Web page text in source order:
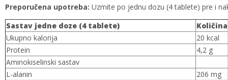
Preporučena upotreba: Uzmite po jednu dozu (4 tablete) pre i
Sastav jedne doze (4 tablete)
Količina
Ukupno kalorija
20 kcal
Protein
4,2 g
Aminokiselinski sastav
L-alanin
206 mg